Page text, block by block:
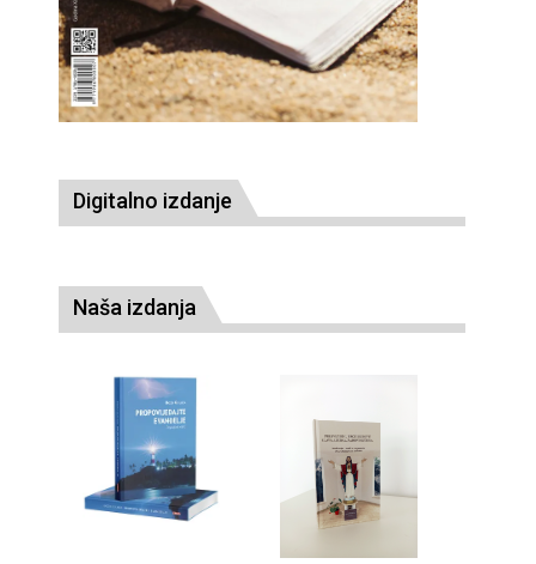
Digitalno izdanje
Naša izdanja